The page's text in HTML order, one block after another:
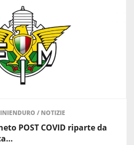
/ NOTIZIE
POST COVID riparte da